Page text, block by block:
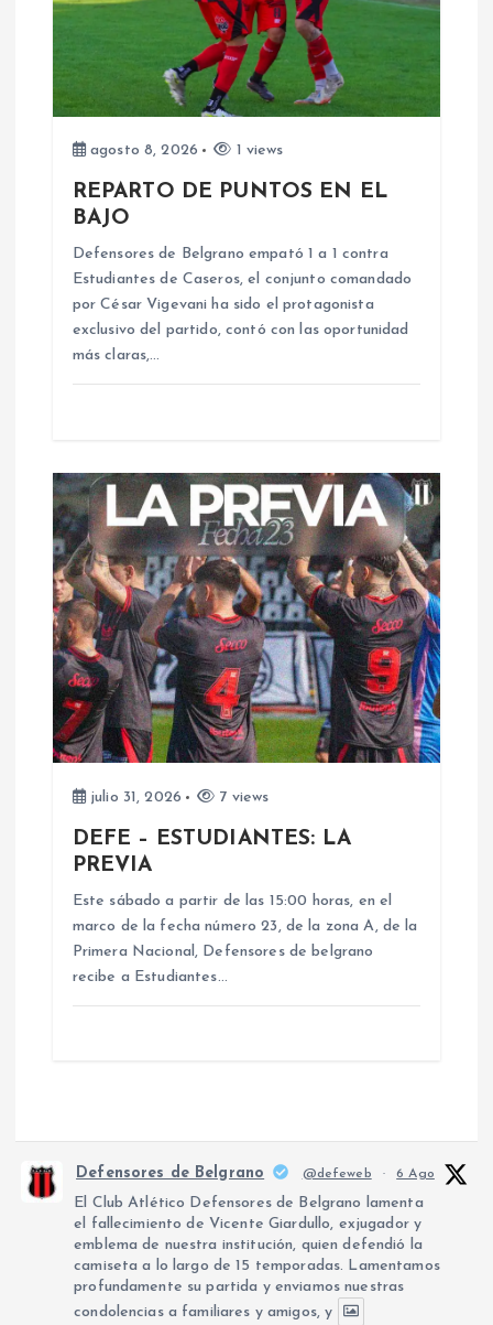
ó
n
d
d
a
s
agosto 8, 2026 1 views
REPARTO DE PUNTOS EN EL
BAJO
Defensores de Belgrano empató 1 a 1 contra
Estudiantes de Caseros, el conjunto comandado
por César Vigevani ha sido el protagonista
exclusivo del partido, contó con las oportunidad
más claras,…
julio 31, 2026 7 views
DEFE – ESTUDIANTES: LA
PREVIA
Este sábado a partir de las 15:00 horas, en el
marco de la fecha número 23, de la zona A, de la
Primera Nacional, Defensores de belgrano
recibe a Estudiantes…
Defensores de Belgrano @defeweb · 6 Ago
El Club Atlético Defensores de Belgrano lamenta
el fallecimiento de Vicente Giardullo, exjugador y
emblema de nuestra institución, quien defendió la
camiseta a lo largo de 15 temporadas. Lamentamos
profundamente su partida y enviamos nuestras
condolencias a familiares y amigos, y